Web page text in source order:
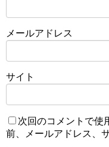
メールアドレス
サイト
次回のコメントで使
前、メールアドレス、